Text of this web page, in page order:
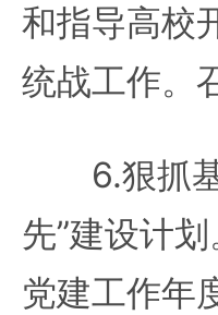
和指导高校
统战工作。
6.狠抓基
先”建设计
党建工作年